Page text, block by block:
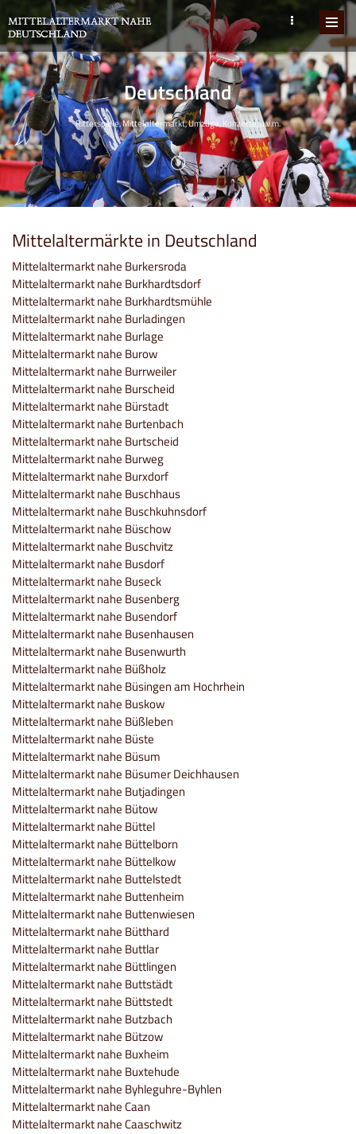
Deutschland
Ritterspiele, Mittelaltermarkt, Umzüge, Konzerte, u.v.m.
Mittelaltermärkte in Deutschland
Mittelaltermarkt nahe Burkersroda
Mittelaltermarkt nahe Burkhardtsdorf
Mittelaltermarkt nahe Burkhardtsmühle
Mittelaltermarkt nahe Burladingen
Mittelaltermarkt nahe Burlage
Mittelaltermarkt nahe Burow
Mittelaltermarkt nahe Burrweiler
Mittelaltermarkt nahe Burscheid
Mittelaltermarkt nahe Bürstadt
Mittelaltermarkt nahe Burtenbach
Mittelaltermarkt nahe Burtscheid
Mittelaltermarkt nahe Burweg
Mittelaltermarkt nahe Burxdorf
Mittelaltermarkt nahe Buschhaus
Mittelaltermarkt nahe Buschkuhnsdorf
Mittelaltermarkt nahe Büschow
Mittelaltermarkt nahe Buschvitz
Mittelaltermarkt nahe Busdorf
Mittelaltermarkt nahe Buseck
Mittelaltermarkt nahe Busenberg
Mittelaltermarkt nahe Busendorf
Mittelaltermarkt nahe Busenhausen
Mittelaltermarkt nahe Busenwurth
Mittelaltermarkt nahe Büßholz
Mittelaltermarkt nahe Büsingen am Hochrhein
Mittelaltermarkt nahe Buskow
Mittelaltermarkt nahe Büßleben
Mittelaltermarkt nahe Büste
Mittelaltermarkt nahe Büsum
Mittelaltermarkt nahe Büsumer Deichhausen
Mittelaltermarkt nahe Butjadingen
Mittelaltermarkt nahe Bütow
Mittelaltermarkt nahe Büttel
Mittelaltermarkt nahe Büttelborn
Mittelaltermarkt nahe Büttelkow
Mittelaltermarkt nahe Buttelstedt
Mittelaltermarkt nahe Buttenheim
Mittelaltermarkt nahe Buttenwiesen
Mittelaltermarkt nahe Bütthard
Mittelaltermarkt nahe Buttlar
Mittelaltermarkt nahe Büttlingen
Mittelaltermarkt nahe Buttstädt
Mittelaltermarkt nahe Büttstedt
Mittelaltermarkt nahe Butzbach
Mittelaltermarkt nahe Bützow
Mittelaltermarkt nahe Buxheim
Mittelaltermarkt nahe Buxtehude
Mittelaltermarkt nahe Byhleguhre-Byhlen
Mittelaltermarkt nahe Caan
Mittelaltermarkt nahe Caaschwitz